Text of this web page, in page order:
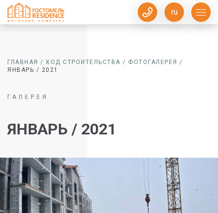
ru
ГЛАВНАЯ / ХОД СТРОИТЕЛЬСТВА / ФОТОГАЛЕРЕЯ /
ЯНВАРЬ / 2021
ГАЛЕРЕЯ
ЯНВАРЬ / 2021